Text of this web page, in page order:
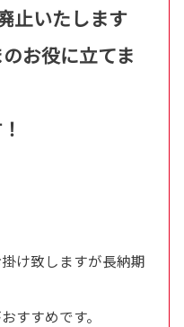
止いたします
お役に立てま
け致しますが長納期
すすめです。